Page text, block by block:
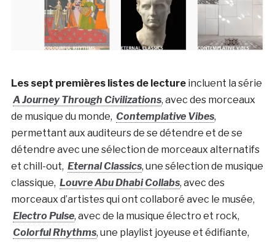
Les sept premières listes de lectureincluent la série
A Journey Through Civilizations, avec des morceaux
de musique du monde, Contemplative Vibes,
permettant aux auditeurs de se détendre et de se
détendre avec une sélection de morceaux alternatifs
et chill-out, Eternal Classics, une sélection de musique
classique, Louvre Abu Dhabi Collabs, avec des
morceaux d’artistes qui ont collaboré avec le musée,
Electro Pulse, avec de la musique électro et rock,
Colorful Rhythms, une playlist joyeuse et édifiante,